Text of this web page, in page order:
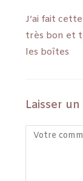
J’ai fait
très bon et
les boîtes
Laisser